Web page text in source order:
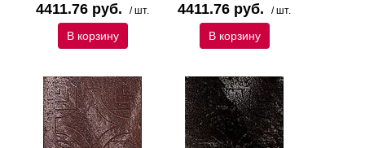
4411.76 руб. / шт.
В корзину
4411.76 руб. / шт.
В корзину